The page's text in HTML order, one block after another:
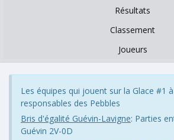
Résultats
Classement
Joueurs
Les équipes qui jouent sur la Glace #1
responsables des Pebbles
Bris d'égalité Guévin-Lavigne: Parties
Guévin 2V-0D